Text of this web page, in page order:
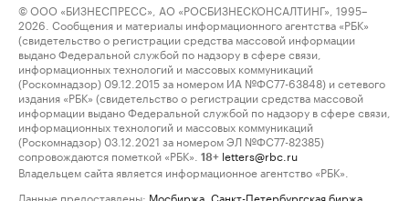
© ООО «БИЗНЕСПРЕСС», АО «РОСБИЗНЕСКОНСАЛТИНГ», 1995–
2026. Сообщения и материалы информационного агентства «РБК»
(свидетельство о регистрации средства массовой информации
выдано Федеральной службой по надзору в сфере связи,
информационных технологий и массовых коммуникаций
(Роскомнадзор) 09.12.2015 за номером ИА №ФС77-63848) и сетевого
издания «РБК» (свидетельство о регистрации средства массовой
информации выдано Федеральной службой по надзору в сфере связи,
информационных технологий и массовых коммуникаций
(Роскомнадзор) 03.12.2021 за номером ЭЛ №ФС77-82385)
сопровождаются пометкой «РБК».
18+ letters@rbc.ru
Владельцем сайта является информационное агентство «РБК».
Данные предоставлены: Мосбиржа Санкт-Петербургская биржа